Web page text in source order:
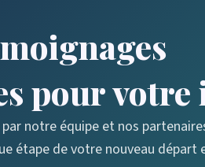
pour
notre équipe et nos
étape de votre nouveau départ